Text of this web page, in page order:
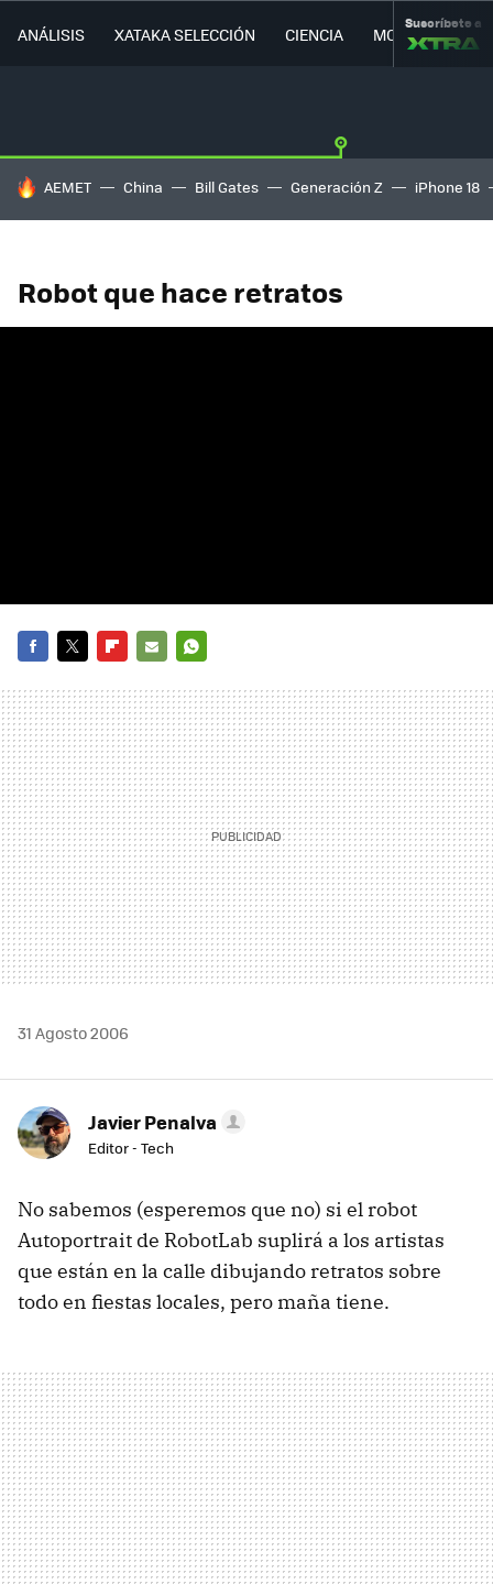
ANÁLISIS XATAKA SELECCIÓN CIENCIA MOVILIDAD
Suscríbete a
HOY SE HABLA DE
AEMET China Bill Gates Generación Z iPhone 18
Robot que hace retratos
MAIL
31 Agosto 2006
Javier Penalva
Editor - Tech
No sabemos (esperemos que no) si el robot
Autoportrait de RobotLab suplirá a los artistas
que están en la calle dibujando retratos sobre
todo en fiestas locales, pero maña tiene.